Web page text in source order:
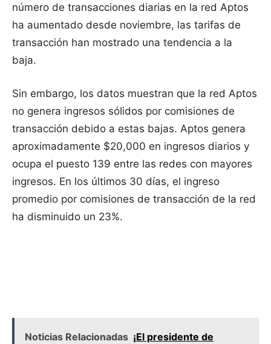
número de transacciones diarias en la red Aptos
ha aumentado desde noviembre, las tarifas de
transacción han mostrado una tendencia a la
baja.
Sin embargo, los datos muestran que la red Aptos
no genera ingresos sólidos por comisiones de
transacción debido a estas bajas. Aptos genera
aproximadamente $20,000 en ingresos diarios y
ocupa el puesto 139 entre las redes con mayores
ingresos. En los últimos 30 días, el ingreso
promedio por comisiones de transacción de la red
ha disminuido un 23%.
Noticias Relacionadas ¡El presidente de